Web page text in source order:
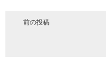
前の投稿